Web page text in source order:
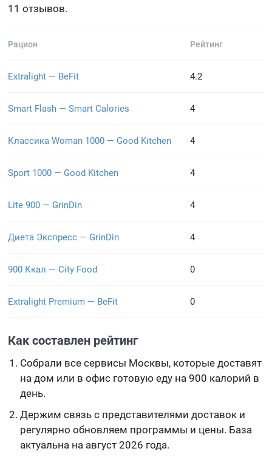
11 отзывов.
Рацион Рейтинг
Extralight — BeFit 4.2
Smart Flash — Smart Calories 4
Классика Woman 1000 — Good Kitchen 4
Sport 1000 — Good Kitchen 4
Lite 900 — GrinDin 4
Диета Экспресс — GrinDin 4
900 Ккал — City Food 0
Extralight Premium — BeFit 0
Как составлен рейтинг
Собрали все сервисы Москвы, которые доставят
на дом или в офис готовую еду на 900 калорий в
день.
Держим связь с представителями доставок и
регулярно обновляем программы и цены. База
актуальна на август 2026 года.